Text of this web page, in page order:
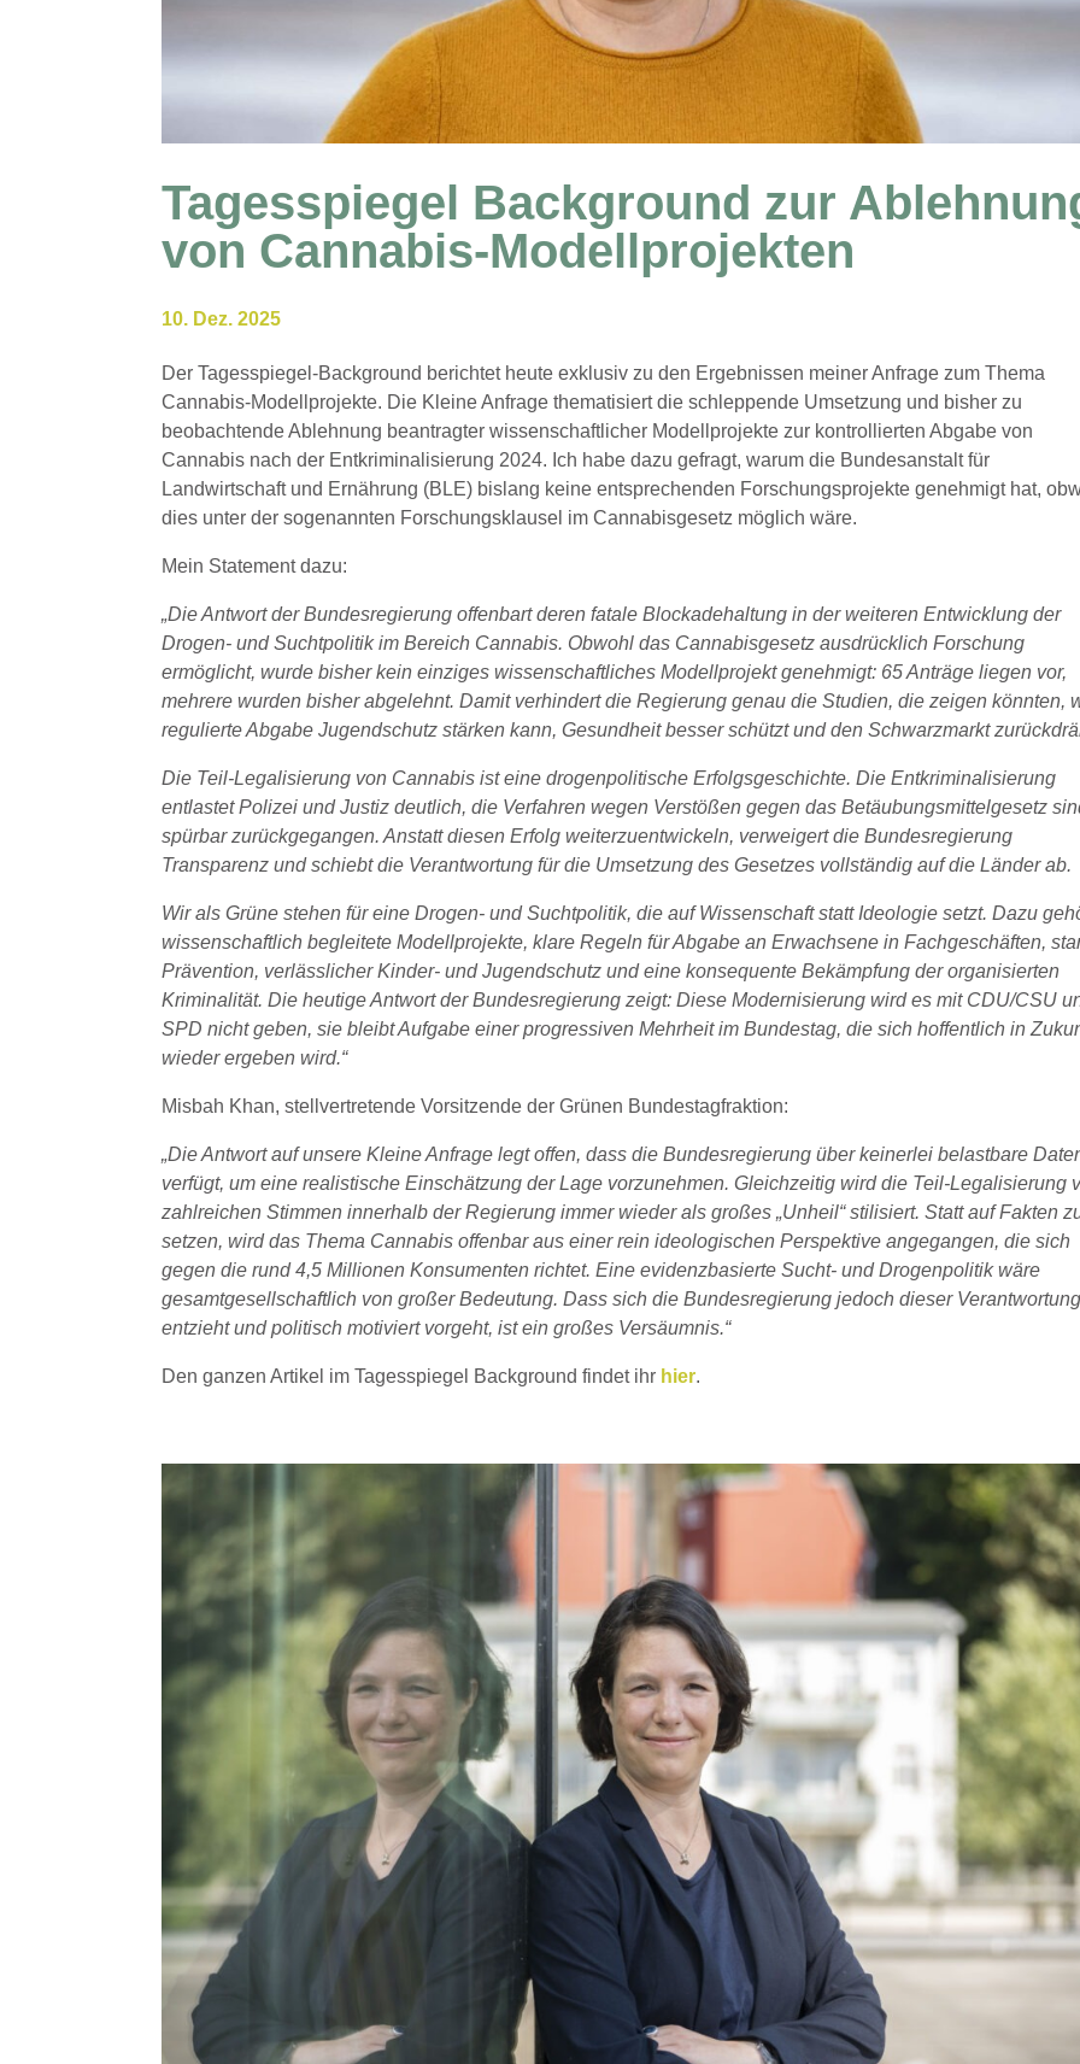
Tagesspiegel Background zur
von Cannabis-Modellprojekten
10. Dez. 2025
Der Tagesspiegel-Background berichtet heute exklusiv zu den Ergebnissen meiner Anfrage zum Thema
Cannabis-Modellprojekte. Die Kleine Anfrage thematisiert die schleppende Umsetzung und bisher zu
beobachtende Ablehnung beantragter wissenschaftlicher Modellprojekte zur kontrollierten Abgabe von
Cannabis nach der Entkriminalisierung 2024. Ich habe dazu gefragt, warum die Bundesanstalt für
Landwirtschaft und Ernährung (BLE) bislang keine entsprechenden Forschungsprojekte genehmigt hat,
dies unter der sogenannten Forschungsklausel im Cannabisgesetz möglich wäre.
Mein Statement dazu:
„Die Antwort der Bundesregierung offenbart deren fatale Blockadehaltung in der weiteren Entwicklung der
Drogen- und Suchtpolitik im Bereich Cannabis. Obwohl das Cannabisgesetz ausdrücklich Forschung
ermöglicht, wurde bisher kein einziges wissenschaftliches Modellprojekt genehmigt: 65 Anträge liegen vor,
mehrere wurden bisher abgelehnt. Damit verhindert die Regierung genau die Studien, die zeigen könnten,
regulierte Abgabe Jugendschutz stärken kann, Gesundheit besser schützt und den Schwarzmarkt
Die Teil-Legalisierung von Cannabis ist eine drogenpolitische Erfolgsgeschichte. Die Entkriminalisierung
entlastet Polizei und Justiz deutlich, die Verfahren wegen Verstößen gegen das Betäubungsmittelgesetz
spürbar zurückgegangen. Anstatt diesen Erfolg weiterzuentwickeln, verweigert die Bundesregierung
Transparenz und schiebt die Verantwortung für die Umsetzung des Gesetzes vollständig auf die Länder ab.
Wir als Grüne stehen für eine Drogen- und Suchtpolitik, die auf Wissenschaft statt Ideologie setzt. Dazu
wissenschaftlich begleitete Modellprojekte, klare Regeln für Abgabe an Erwachsene in Fachgeschäften,
Prävention, verlässlicher Kinder- und Jugendschutz und eine konsequente Bekämpfung der organisierten
Kriminalität. Die heutige Antwort der Bundesregierung zeigt: Diese Modernisierung wird es mit CDU/CSU
SPD nicht geben, sie bleibt Aufgabe einer progressiven Mehrheit im Bundestag, die sich hoffentlich in
wieder ergeben wird.“
Misbah Khan, stellvertretende Vorsitzende der Grünen Bundestagfraktion:
„Die Antwort auf unsere Kleine Anfrage legt offen, dass die Bundesregierung über keinerlei belastbare
verfügt, um eine realistische Einschätzung der Lage vorzunehmen. Gleichzeitig wird die Teil-Legalisierung
zahlreichen Stimmen innerhalb der Regierung immer wieder als großes „Unheil“ stilisiert. Statt auf Fakten
setzen, wird das Thema Cannabis offenbar aus einer rein ideologischen Perspektive angegangen, die sich
gegen die rund 4,5 Millionen Konsumenten richtet. Eine evidenzbasierte Sucht- und Drogenpolitik wäre
gesamtgesellschaftlich von großer Bedeutung. Dass sich die Bundesregierung jedoch dieser
entzieht und politisch motiviert vorgeht, ist ein großes Versäumnis.“
Den ganzen Artikel im Tagesspiegel Background findet ihr hier.